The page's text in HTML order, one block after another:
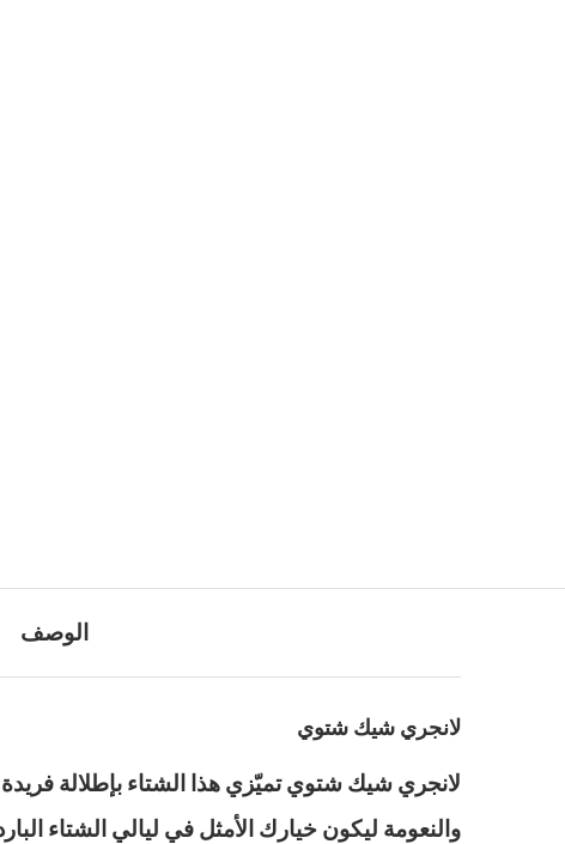
الوصف
لانجري شيك شتوي
لانجري شيك شتوي تميّزي هذا الشتاء بإطلالة
والنعومة ليكون خيارك الأمثل في ليالي الشتاء